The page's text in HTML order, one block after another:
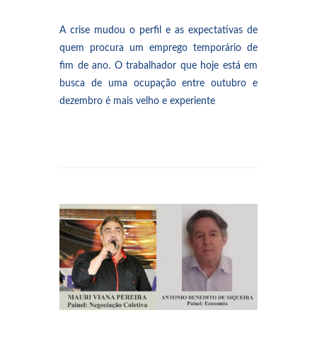
A crise mudou o perfil e as expectativas de
quem procura um emprego temporário de
fim de ano. O trabalhador que hoje está em
busca de uma ocupação entre outubro e
dezembro é mais velho e experiente